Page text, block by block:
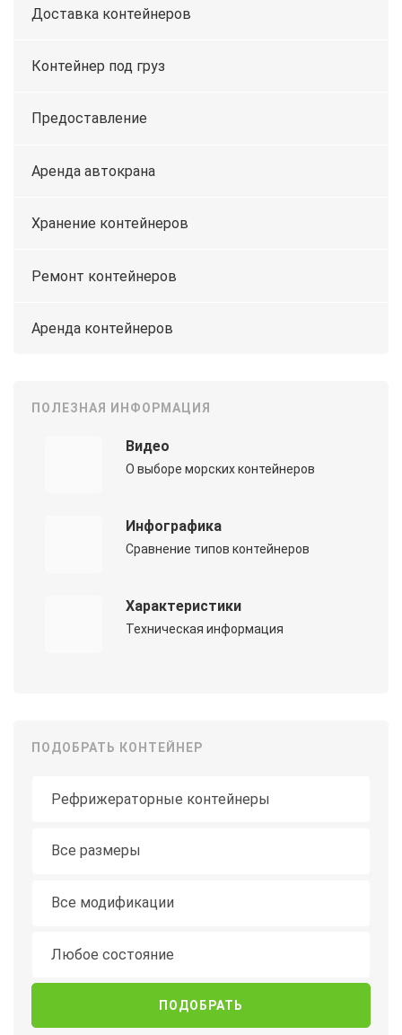
Доставка контейнеров
Контейнер под груз
Предоставление
Аренда автокрана
Хранение контейнеров
Ремонт контейнеров
Аренда контейнеров
ПОЛЕЗНАЯ ИНФОРМАЦИЯ
Видео
О выборе морских контейнеров
Инфографика
Сравнение типов контейнеров
Характеристики
Техническая информация
ПОДОБРАТЬ КОНТЕЙНЕР
Все размеры
Все модификации
Любое состояние